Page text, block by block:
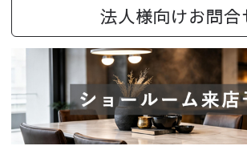
法人様向けお問合